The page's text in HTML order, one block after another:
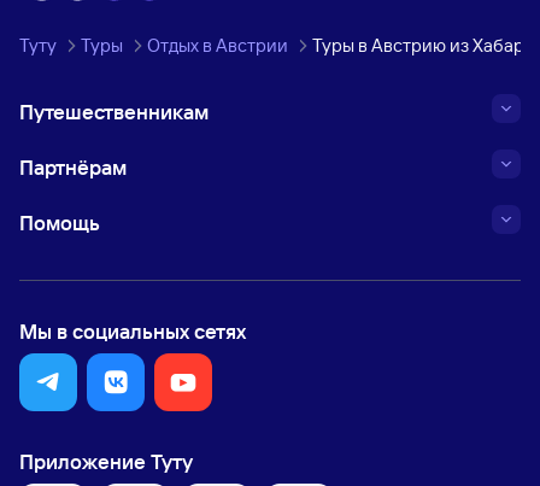
Туту Туры Отдых в Австрии Туры в Австрию из
Путешественникам
Партнёрам
Помощь
Мы в социальных сетях
Приложение Туту